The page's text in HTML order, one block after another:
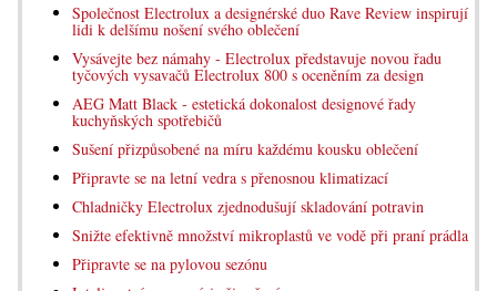
Společnost Electrolux a designérské duo Rave Review inspirují
lidi k delšímu nošení svého oblečení
Vysávejte bez námahy - Electrolux představuje novou řadu
tyčových vysavačů Electrolux 800 s oceněním za design
AEG Matt Black - estetická dokonalost designové řady
kuchyňských spotřebičů
Sušení přizpůsobené na míru každému kousku oblečení
Připravte se na letní vedra s přenosnou klimatizací
Chladničky Electrolux zjednodušují skladování potravin
Snižte efektivně množství mikroplastů ve vodě při praní prádla
Připravte se na pylovou sezónu